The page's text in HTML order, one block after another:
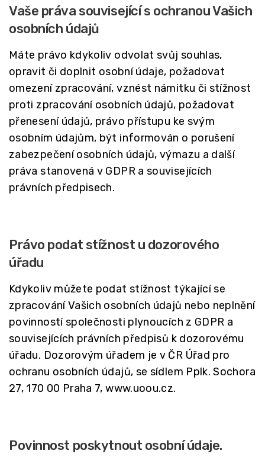
Vaše práva související s ochranou Vašich
osobních údajů
Máte právo kdykoliv odvolat svůj souhlas,
opravit či doplnit osobní údaje, požadovat
omezení zpracování, vznést námitku či stížnost
proti zpracování osobních údajů, požadovat
přenesení údajů, právo přístupu ke svým
osobním údajům, být informován o porušení
zabezpečení osobních údajů, výmazu a další
práva stanovená v GDPR a souvisejících
právních předpisech.
Právo podat stížnost u dozorového
úřadu
Kdykoliv můžete podat stížnost týkající se
zpracování Vašich osobních údajů nebo neplnění
povinností společnosti plynoucích z GDPR a
souvisejících právních předpisů k dozorovému
úřadu. Dozorovým úřadem je v ČR Úřad pro
ochranu osobních údajů, se sídlem Pplk. Sochora
27, 170 00 Praha 7, www.uoou.cz.
Povinnost poskytnout osobní údaje.